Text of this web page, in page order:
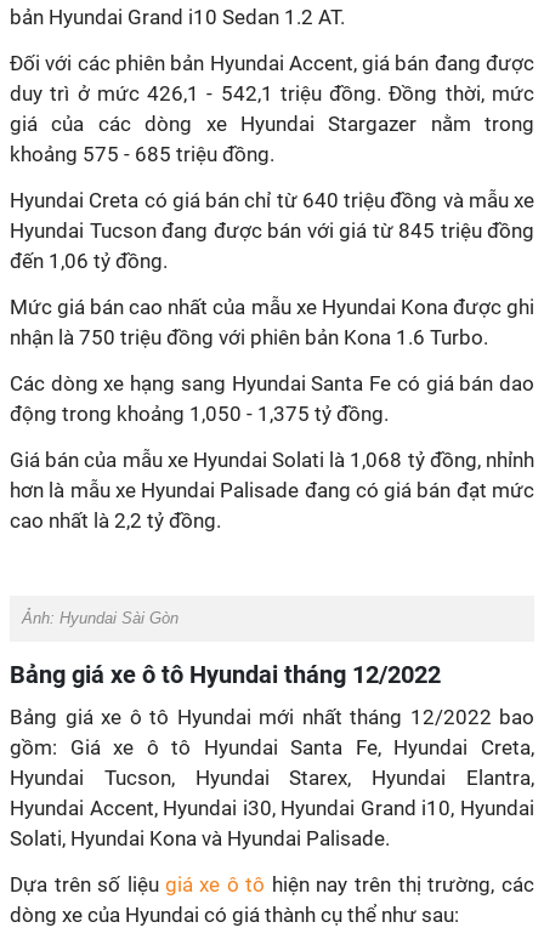
bản Hyundai Grand i10 Sedan 1.2 AT.
Đối với các phiên bản Hyundai Accent, giá bán đang được
duy trì ở mức 426,1 - 542,1 triệu đồng. Đồng thời, mức
giá của các dòng xe Hyundai Stargazer nằm trong
khoảng 575 - 685 triệu đồng.
Hyundai Creta có giá bán chỉ từ 640 triệu đồng và mẫu xe
Hyundai Tucson đang được bán với giá từ 845 triệu đồng
đến 1,06 tỷ đồng.
Mức giá bán cao nhất của mẫu xe Hyundai Kona được ghi
nhận là 750 triệu đồng với phiên bản Kona 1.6 Turbo.
Các dòng xe hạng sang Hyundai Santa Fe có giá bán dao
động trong khoảng 1,050 - 1,375 tỷ đồng.
Giá bán của mẫu xe Hyundai Solati là 1,068 tỷ đồng, nhỉnh
hơn là mẫu xe Hyundai Palisade đang có giá bán đạt mức
cao nhất là 2,2 tỷ đồng.
Ảnh: Hyundai Sài Gòn
Bảng giá xe ô tô Hyundai tháng 12/2022
Bảng giá xe ô tô Hyundai mới nhất tháng 12/2022 bao
gồm: Giá xe ô tô Hyundai Santa Fe, Hyundai Creta,
Hyundai Tucson, Hyundai Starex, Hyundai Elantra,
Hyundai Accent, Hyundai i30, Hyundai Grand i10, Hyundai
Solati, Hyundai Kona và Hyundai Palisade.
Dựa trên số liệu giá xe ô tô hiện nay trên thị trường, các
dòng xe của Hyundai có giá thành cụ thể như sau: